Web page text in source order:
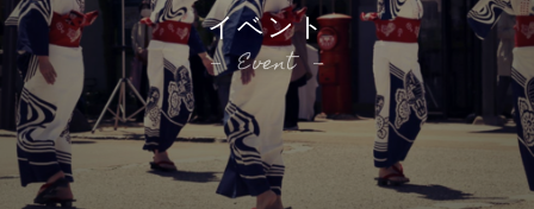
イベント
Event